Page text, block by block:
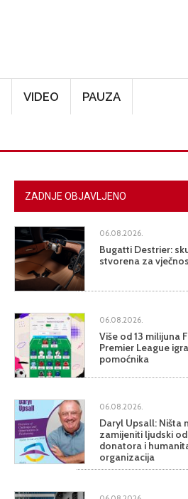
VIDEO PAUZA
ZADNJE OBJAVLJENO
06.08.2026.
Bugatti Destrier:
stvorena za
06.08.2026.
Više od 13 milijuna
Premier League
pomoćnika
06.08.2026.
Daryl Upsall: Ništa
zamijeniti ljudski
donatora i
organizacija